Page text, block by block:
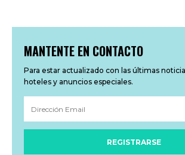
MANTENTE EN CONTACTO
Para estar actualizado con las últimas
hoteles y anuncios especiales.
REGISTRARSE